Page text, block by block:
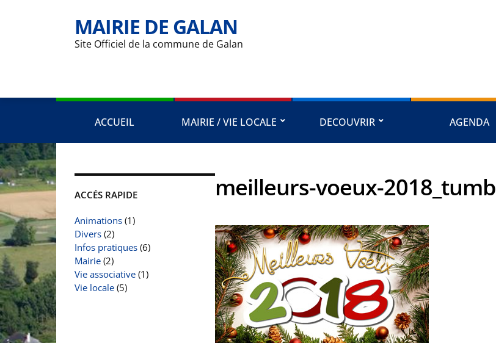
MAIRIE DE GALAN
Site Officiel de la commune de Galan
ACCUEIL MAIRIE / VIE LOCALE DECOUVRIR AGENDA
ACCÉS RAPIDE
Animations (1)
Divers (2)
Infos pratiques (6)
Mairie (2)
Vie associative (1)
Vie locale (5)
meilleurs-voeux-2018_tumb